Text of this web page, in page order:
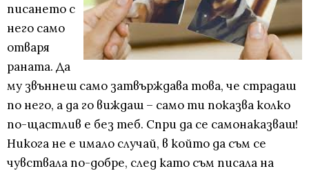
писането с
него само
отваря
раната. Да
му звъннеш само затвърждава това, че страдаш
по него, а да го виждаш – само ти показва колко
по-щастлив е без теб. Спри да се самонаказваш!
Никога не е имало случай, в който да съм се
чувствала по-добре, след като съм писала на